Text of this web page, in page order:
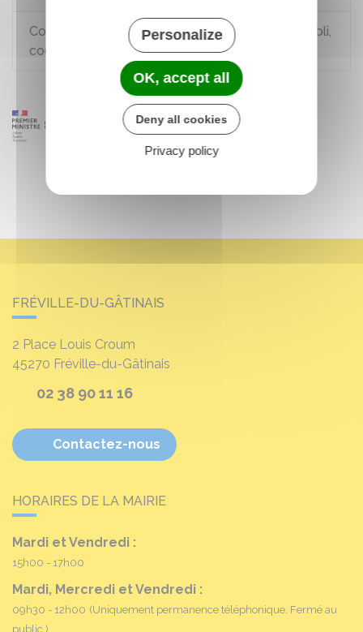
Comment corriger un acte d'état civil (erreur, oubli,
coquille, double tiret) ?
FRÉVILLE-DU-GÂTINAIS
2 Place Louis Croum
45270 Fréville-du-Gâtinais
02 38 90 11 16
Contactez-nous
HORAIRES DE LA MAIRIE
Mardi et Vendredi :
15h00 - 17h00
Mardi, Mercredi et Vendredi :
09h30 - 12h00 (Uniquement permanence téléphonique. Fermé au
public.)
Personalize
OK, accept all
Deny all cookies
Privacy policy